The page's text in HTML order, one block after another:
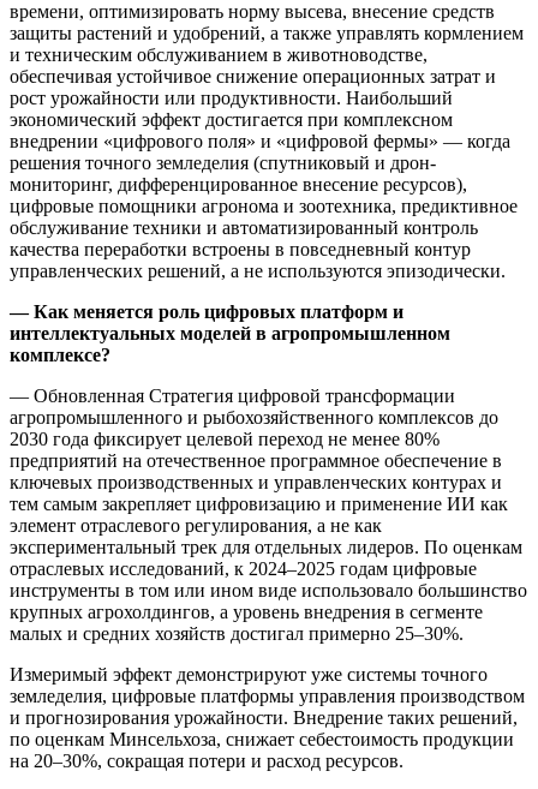
времени, оптимизировать норму высева, внесение средств
защиты растений и удобрений, а также управлять кормлением
и техническим обслуживанием в животноводстве,
обеспечивая устойчивое снижение операционных затрат и
рост урожайности или продуктивности. Наибольший
экономический эффект достигается при комплексном
внедрении «цифрового поля» и «цифровой фермы» — когда
решения точного земледелия (спутниковый и дрон-
мониторинг, дифференцированное внесение ресурсов),
цифровые помощники агронома и зоотехника, предиктивное
обслуживание техники и автоматизированный контроль
качества переработки встроены в повседневный контур
управленческих решений, а не используются эпизодически.
— Как меняется роль цифровых платформ и
интеллектуальных моделей в агропромышленном
комплексе?
— Обновленная Стратегия цифровой трансформации
агропромышленного и рыбохозяйственного комплексов до
2030 года фиксирует целевой переход не менее 80%
предприятий на отечественное программное обеспечение в
ключевых производственных и управленческих контурах и
тем самым закрепляет цифровизацию и применение ИИ как
элемент отраслевого регулирования, а не как
экспериментальный трек для отдельных лидеров. По оценкам
отраслевых исследований, к 2024–2025 годам цифровые
инструменты в том или ином виде использовало большинство
крупных агрохолдингов, а уровень внедрения в сегменте
малых и средних хозяйств достигал примерно 25–30%.
Измеримый эффект демонстрируют уже системы точного
земледелия, цифровые платформы управления производством
и прогнозирования урожайности. Внедрение таких решений,
по оценкам Минсельхоза, снижает себестоимость продукции
на 20–30%, сокращая потери и расход ресурсов.